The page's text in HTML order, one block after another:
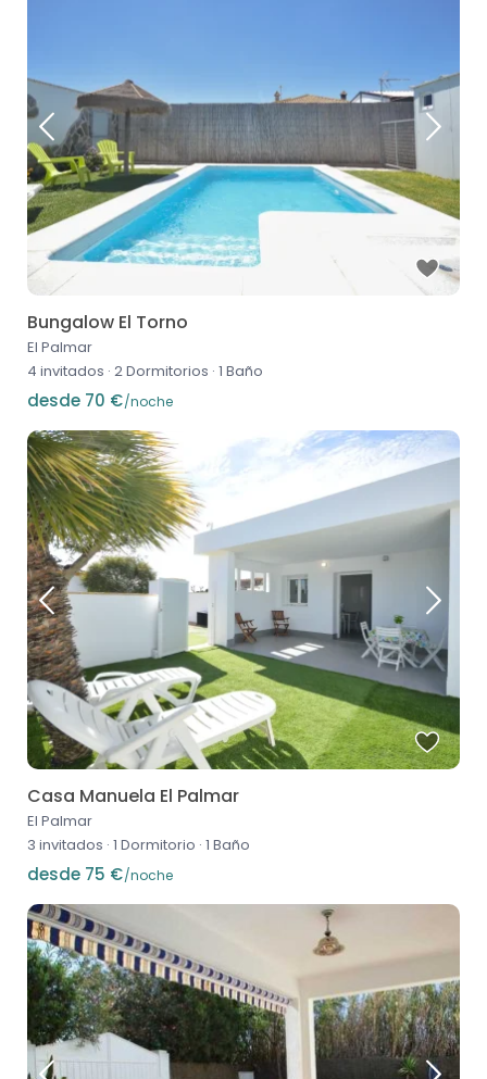
Bungalow El Torno
El Palmar
4 invitados · 2 Dormitorios · 1 Baño
desde 70 €/noche
Casa Manuela El Palmar
El Palmar
3 invitados · 1 Dormitorio · 1 Baño
desde 75 €/noche